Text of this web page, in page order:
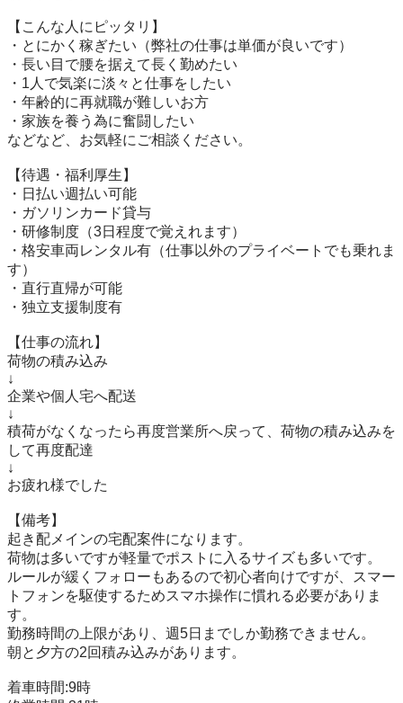
【こんな人にピッタリ】
・とにかく稼ぎたい（弊社の仕事は単価が良いです）
・長い目で腰を据えて長く勤めたい
・1人で気楽に淡々と仕事をしたい
・年齢的に再就職が難しいお方
・家族を養う為に奮闘したい
などなど、お気軽にご相談ください。
【待遇・福利厚生】
・日払い週払い可能
・ガソリンカード貸与
・研修制度（3日程度で覚えれます）
・格安車両レンタル有（仕事以外のプライベートでも乗れま
す）
・直行直帰が可能
・独立支援制度有
【仕事の流れ】
荷物の積み込み
↓
企業や個人宅へ配送
↓
積荷がなくなったら再度営業所へ戻って、荷物の積み込みを
して再度配達
↓
お疲れ様でした
【備考】
起き配メインの宅配案件になります。
荷物は多いですが軽量でポストに入るサイズも多いです。
ルールが緩くフォローもあるので初心者向けですが、スマー
トフォンを駆使するためスマホ操作に慣れる必要がありま
す。
勤務時間の上限があり、週5日までしか勤務できません。
朝と夕方の2回積み込みがあります。
着車時間:9時